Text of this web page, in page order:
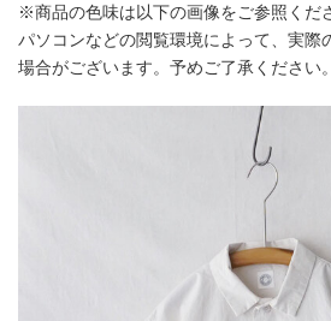
※商品の色味は以下の画像をご参照くだ
パソコンなどの閲覧環境によって、実際
場合がございます。予めご了承ください。